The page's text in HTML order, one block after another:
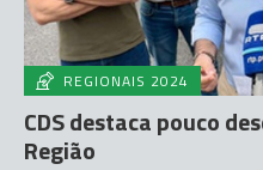
REGIONAIS 2024
CDS destaca pouco
Região